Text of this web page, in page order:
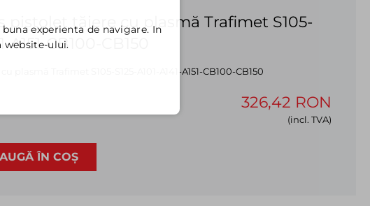
pistolet tăiere cu plasmă Trafimet S105-
A151-CB100-CB150
plasmă Trafimet S105-S125-A101-A141-A151-CB100-CB150
326,42 RON
(incl. TVA)
ÎN COȘ
experienta de navigare. In
website-ului.